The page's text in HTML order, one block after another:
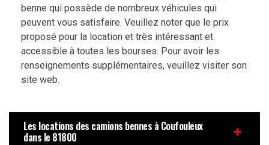
benne qui possède de nombreux véhicules qui
peuvent vous satisfaire. Veuillez noter que le prix
proposé pour la location et très intéressant et
accessible à toutes les bourses. Pour avoir les
renseignements supplémentaires, veuillez visiter son
site web.
Les locations des camions bennes à Coufouleux
dans le 81800